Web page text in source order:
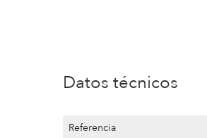
Datos técnicos
Referencia